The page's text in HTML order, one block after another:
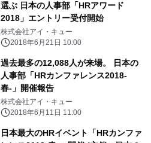
選ぶ 日本の人事部「HRアワード
2018」エントリー受付開始
株式会社アイ・キュー
2018年6月21日 10:00
過去最多の12,088人が来場。 日本の
人事部「HRカンファレンス2018-
春-」開催報告
株式会社アイ・キュー
2018年6月11日 11:00
日本最大のHRイベント「HRカンファ